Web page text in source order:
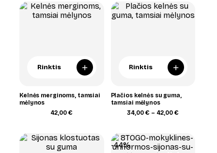
Rinktis +
Kelnės merginoms, tamsiai
mėlynos
42,00€
Rinktis +
Plačios kelnės su guma,
tamsiai mėlynos
34,00€ – 42,00€
42,00 €
-44%